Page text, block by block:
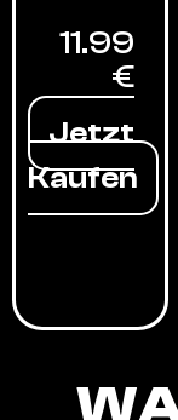
11.99
€
Jetzt
Kaufen